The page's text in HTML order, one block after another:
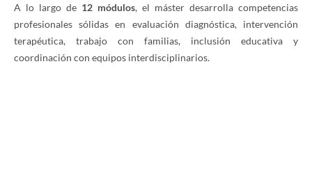
A lo largo de 12 módulos, el máster desarrolla competencias
profesionales sólidas en evaluación diagnóstica, intervención
terapéutica, trabajo con familias, inclusión educativa y
coordinación con equipos interdisciplinarios.